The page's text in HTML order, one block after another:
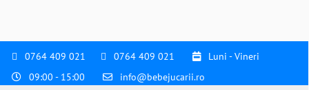
0764 409 021 0764 409 021
Luni - Vineri
09:00 - 15:00
info@bebejucarii.ro